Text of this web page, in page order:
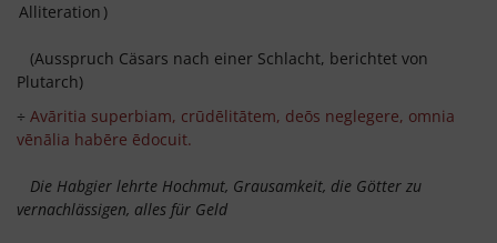
Alliteration )
(Ausspruch Cäsars nach einer Schlacht, berichtet von
Plutarch)
÷ Avāritia superbiam, crūdēlitātem, deōs neglegere, omnia
vēnālia habēre ēdocuit.
Die Habgier lehrte Hochmut, Grausamkeit, die Götter zu
vernachlässigen, alles für Geld